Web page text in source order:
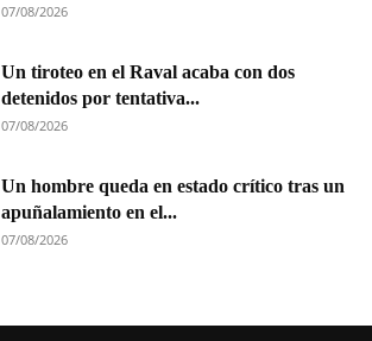
07/08/2026
Un tiroteo en el Raval acaba con dos
detenidos por tentativa...
07/08/2026
Un hombre queda en estado crítico tras un
apuñalamiento en el...
07/08/2026